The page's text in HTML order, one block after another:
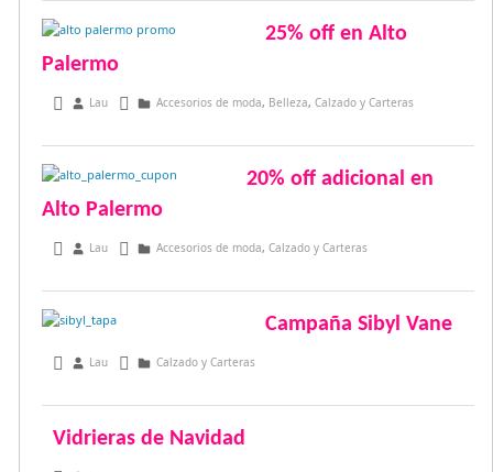
25% off en Alto
Palermo
marzo 16, 2013
Lau Accesorios de moda, Belleza, Calzado y Carteras
20% off adicional en
Alto Palermo
febrero 23, 2013
Lau Accesorios de moda, Calzado y Carteras
Campaña Sibyl Vane
febrero 17, 2013
Lau Calzado y Carteras
Vidrieras de Navidad